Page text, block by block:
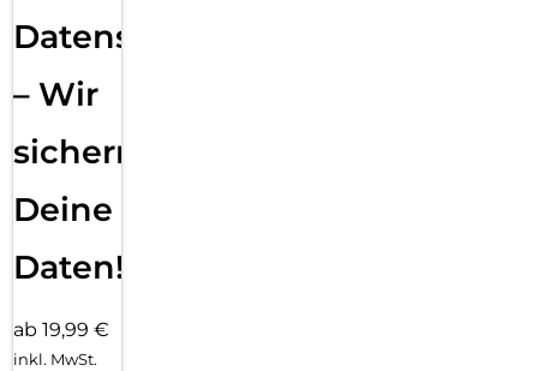
Datensicherung
– Wir
sichern
Deine
Daten!
ab 19,99 €
inkl. MwSt.